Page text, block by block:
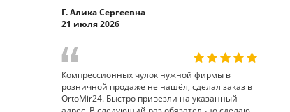
Г. Алика Сергеевна
21 июля 2026
Компрессионных чулок нужной фирмы в
розничной продаже не нашёл, сделал заказ в
OrtoMir24. Быстро привезли на указанный